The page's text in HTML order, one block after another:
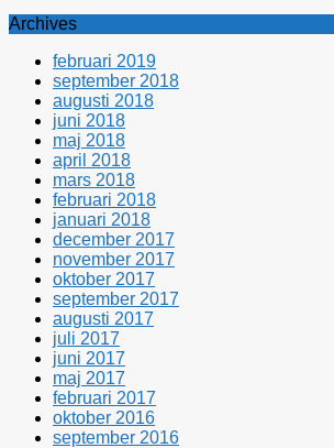
Archives
februari 2019
september 2018
augusti 2018
juni 2018
maj 2018
april 2018
mars 2018
februari 2018
januari 2018
december 2017
november 2017
oktober 2017
september 2017
augusti 2017
juli 2017
juni 2017
maj 2017
februari 2017
oktober 2016
september 2016